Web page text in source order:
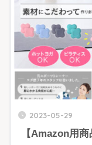
2023-05-29
【Amazon用